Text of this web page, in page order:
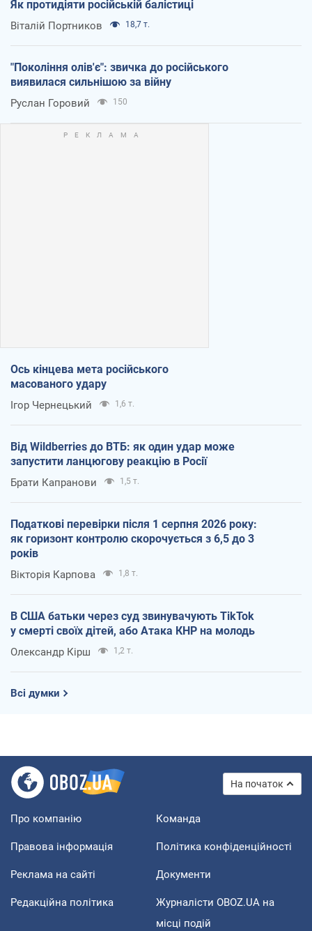
Як протидіяти російській балістиці
Віталій Портников 18,7 т.
"Покоління олів'є": звичка до російського
виявилася сильнішою за війну
Руслан Горовий 150
Ось кінцева мета російського
масованого удару
Ігор Чернецький 1,6 т.
Від Wildberries до ВТБ: як один удар може
запустити ланцюгову реакцію в Росії
Брати Капранови 1,5 т.
Податкові перевірки після 1 серпня 2026 року:
як горизонт контролю скорочується з 6,5 до 3
років
Вікторія Карпова 1,8 т.
В США батьки через суд звинувачують TikTok
у смерті своїх дітей, або Атака КНР на молодь
Олександр Кірш 1,2 т.
Всі думки
На початок
Про компанію Команда
Правова інформація Політика конфіденційності
Реклама на сайті Документи
Редакційна політика
Журналісти OBOZ.UA на
місці подій